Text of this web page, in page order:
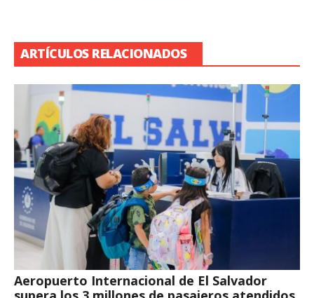
ARTÍCULOS RELACIONADOS
Aeropuerto Internacional de El Salvador